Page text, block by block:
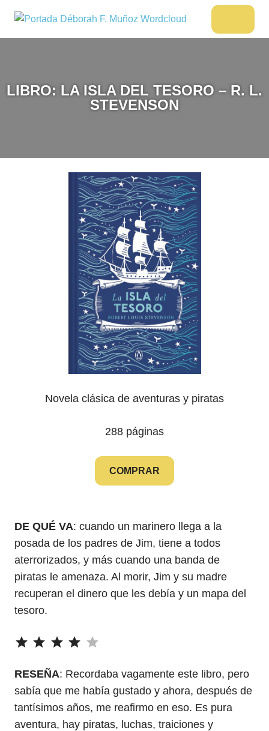
contenido
DÉBORAH
viajes
y
LIBRO: LA ISLA DEL TESORO – R. L.
STEVENSON
Novela clásica de aventuras y piratas
288 páginas
COMPRAR
DE QUÉ VA: cuando un marinero llega a la
posada de los padres de Jim, tiene a todos
aterrorizados, y más cuando una banda de
piratas le amenaza. Al morir, Jim y su madre
recuperan el dinero que les debía y un mapa del
tesoro.
⭐⭐⭐⭐
RESEÑA: Recordaba vagamente este libro, pero
sabía que me había gustado y ahora, después de
tantísimos años, me reafirmo en eso. Es pura
aventura, hay piratas, luchas, traiciones y